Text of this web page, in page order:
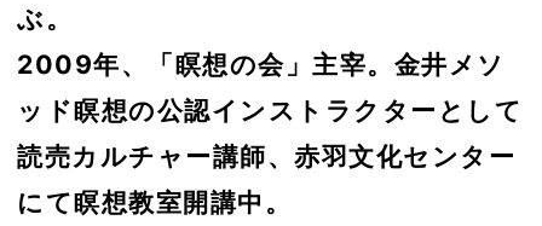
ぶ。
2009年、「瞑想の会」主宰。金井メソ
ッド瞑想の公認インストラクターとして
読売カルチャー講師、赤羽文化センター
にて瞑想教室開講中。